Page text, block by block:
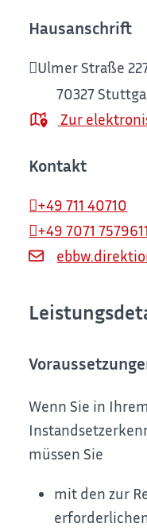
Hausanschrift
Ulmer Straße
70327
Zur
Kontakt
+49 711 40710
+49 7071
Wenn Sie in
müssen Sie
mit den zur